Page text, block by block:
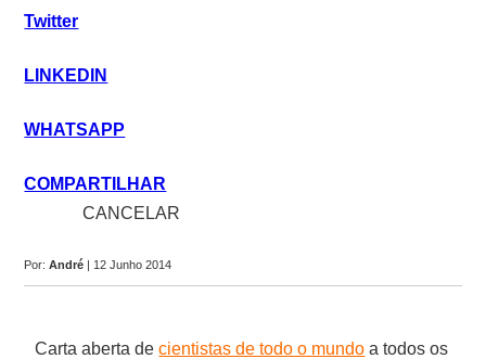
Twitter
LINKEDIN
WHATSAPP
COMPARTILHAR
CANCELAR
Por:André | 12 Junho 2014
Carta aberta decientistas de todo o mundo a todos os